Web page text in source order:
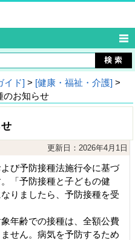
イド] > [健康・福祉・介護] >
のお知らせ
せ
更新日：2026年4月1日
び予防接種法施行令に基づ
「予防接種と子どもの健
りましたら、予防接種を受
年齢での接種は、全額公費
せん。病気を予防するため